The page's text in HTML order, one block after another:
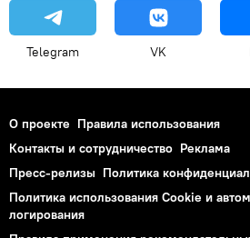
Telegram VK
О проекте Правила использования
Контакты и сотрудничество Реклама
Пресс-релизы Политика
Политика использования Cookie и
логирования